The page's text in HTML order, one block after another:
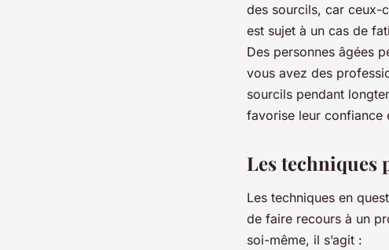
des sourcils, car ceux-
est sujet à un cas de
Des personnes âgées
vous avez des
sourcils pendant
favorise leur confiance
Les techniques
Les techniques en
de faire recours à un
soi-même, il s’agit :